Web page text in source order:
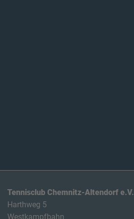
Tennisclub Chemnitz-Altendorf e.V.
Harthweg 5
Westkampfbahn